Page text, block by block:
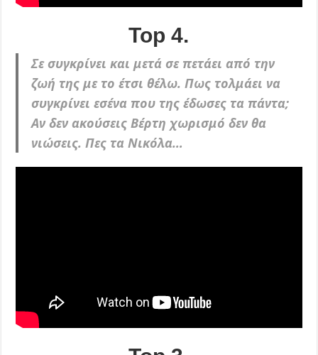
Top 4.
Σε συγκρίνει και μετά σε πετάει από την
ζωή της με το έτσι θέλω. Πως τολμάει να
συγκρίνει εσένα που της έδωσες τα πάντα;
Αν δεν ακούσεις Βέρτη χωρισμό δεν θα
νιώσεις. Πες τα Νικόλα…